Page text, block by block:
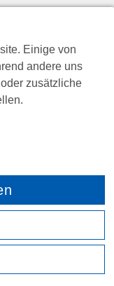
Einige von
andere uns
zusätzliche